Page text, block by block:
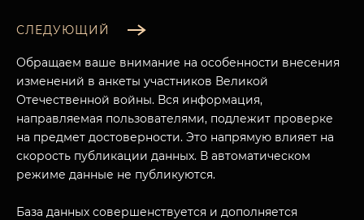
МУЗЕЙНЫЙ КОМПЛЕКС
ПОСЕТИТЕЛЯМ
О НАС
СЛЕДУЮЩИЙ
Обращаем ваше внимание на особенности внесения
изменений в анкеты участников Великой
Отечественной войны. Вся информация,
направляемая пользователями, подлежит проверке
на предмет достоверности. Это напрямую влияет на
скорость публикации данных. В автоматическом
режиме данные не публикуются.
База данных совершенствуется и дополняется